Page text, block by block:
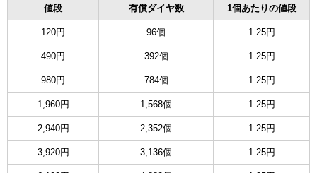
値段 有償ダイヤ数 1個あたりの値段
120円 96個 1.25円
490円 392個 1.25円
980円 784個 1.25円
1,960円 1,568個 1.25円
2,940円 2,352個 1.25円
3,920円 3,136個 1.25円